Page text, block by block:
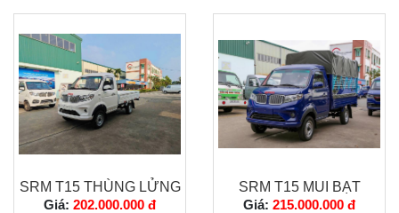
SRM T15 THÙNG LỬNG
Giá: 202.000.000 đ
SRM T15 MUI BẠT
Giá: 215.000.000 đ